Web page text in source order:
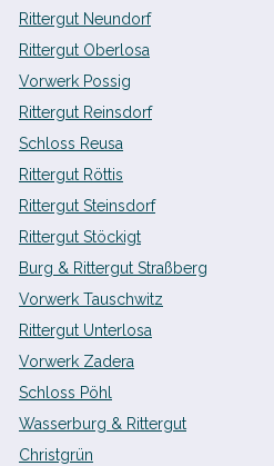
Rittergut Neundorf
Rittergut Oberlosa
Vorwerk Possig
Rittergut Reinsdorf
Schloss Reusa
Rittergut Röttis
Rittergut Steinsdorf
Rittergut Stöckigt
Burg & Rittergut Straßberg
Vorwerk Tauschwitz
Rittergut Unterlosa
Vorwerk Zadera
Schloss Pöhl
Wasserburg & Rittergut
Christgrün